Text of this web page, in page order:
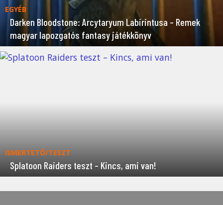
EGYÉB
Darken Bloodstone: Arcytaryum Labirintusa – Remek
magyar lapozgatós fantasy játékkönyv
ISMERTETŐ/TESZT
Splatoon Raiders teszt – Kincs, ami van!